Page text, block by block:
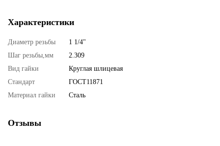
Характеристики
Диаметр резьбы
1 1/4"
Шаг резьбы,мм
2.309
Вид гайки
Круглая шлицевая
Стандарт
ГОСТ11871
Материал гайки
Сталь
Отзывы